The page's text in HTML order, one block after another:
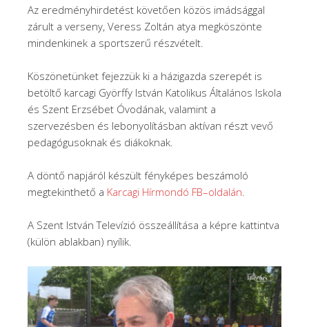
Az eredményhirdetést követően közös imádsággal
zárult a verseny, Veress Zoltán atya megköszönte
mindenkinek a sportszerű részvételt.
Köszönetünket fejezzük ki a házigazda szerepét is
betöltő karcagi Györffy István Katolikus Általános Iskola
és Szent Erzsébet Óvodának, valamint a
szervezésben és lebonyolításban aktívan részt vevő
pedagógusoknak és diákoknak.
A döntő napjáról készült fényképes beszámoló
megtekinthető a Karcagi Hírmondó FB–oldalán.
A Szent István Televízió összeállítása a képre kattintva
(külön ablakban) nyílik.